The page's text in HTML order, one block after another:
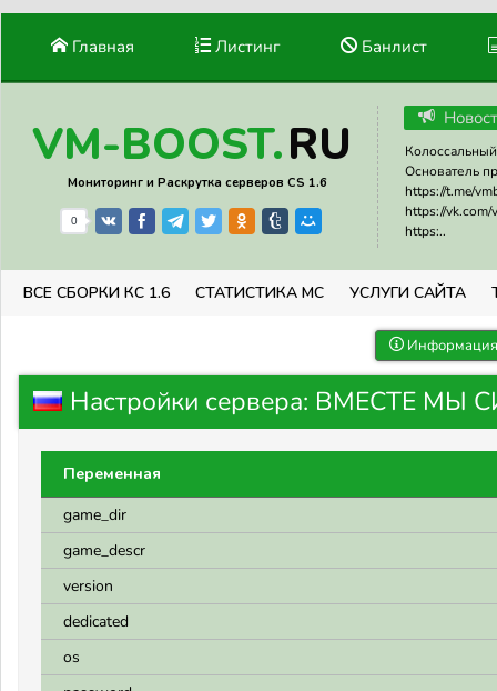
Главная Листинг Банлист
VM-BOOST.RU
Мониторинг и Раскрутка серверов CS 1.6
0
Основатель
https://t.me/
https://vk.com/
https:..
ВСЕ СБОРКИ КС 1.6 СТАТИСТИКА МС УСЛУГИ САЙТА
Настройки сервера: ВМЕСТЕ МЫ
Переменная
game_dir
game_descr
version
dedicated
os